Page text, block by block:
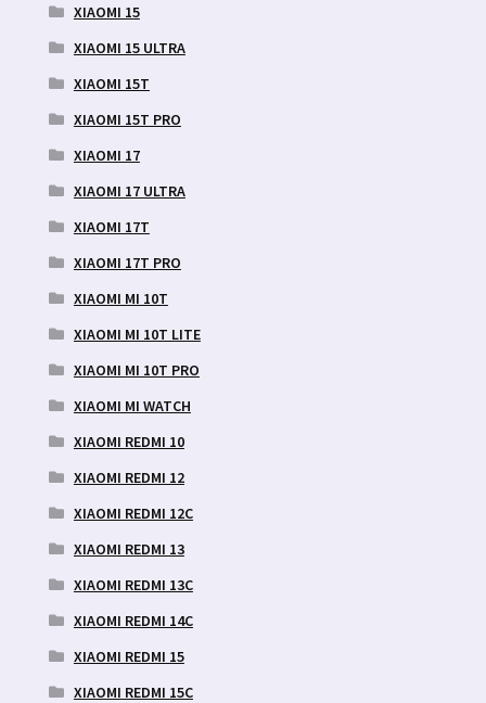
XIAOMI 15
XIAOMI 15 ULTRA
XIAOMI 15T
XIAOMI 15T PRO
XIAOMI 17
XIAOMI 17 ULTRA
XIAOMI 17T
XIAOMI 17T PRO
XIAOMI MI 10T
XIAOMI MI 10T LITE
XIAOMI MI 10T PRO
XIAOMI MI WATCH
XIAOMI REDMI 10
XIAOMI REDMI 12
XIAOMI REDMI 12C
XIAOMI REDMI 13
XIAOMI REDMI 13C
XIAOMI REDMI 14C
XIAOMI REDMI 15
XIAOMI REDMI 15C